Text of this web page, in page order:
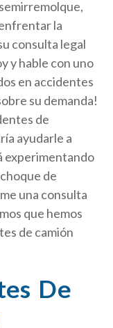
la
consulta legal
y hable con uno
en accidentes
su demanda!
de
ayudarle a
experimentando
de
una consulta
que hemos
de camión
De